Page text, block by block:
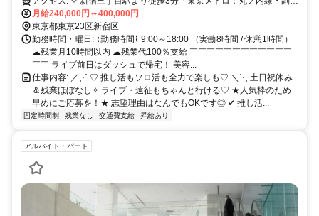
心線 └都営地下鉄：新宿線 ✧ 新宿御苑前駅より徒歩4分 └東京メト
ロ：丸ノ内線 ✧ 新宿駅より徒歩10分 └JR：山手線・中央線・総武
線・埼京線・湘南新宿ライン など └小田急線・京王線 └東京メト
ロ：丸ノ内線 └都営地下鉄：新宿線・大江戸線 新宿・渋谷・池袋な
ど、 主要エリアへのアクセスも良好◎ 仕事終わりのお買い物や推し
活、 友達との予定も立てやすい立地です❤︎
月給240,000円～400,000円
東京都東京23区新宿区
勤務時間・曜日: ⌇勤務時間⌇ 9:00～18:00 （実働8時間 / 休憩1時間）
☁残業月10時間以内 ☁残業代100％支給 ￣￣￣￣￣￣￣￣￣￣￣￣
￣￣ ライブ前日はダッシュで帰宅！ 美容...
仕事内容: ／⋰ ♡ 推し活もソロ活も全力で楽しも♡ ＼⋱ 土日祝休み
＆残業ほぼなし✧ ライブ・遠征もちゃんと行ける♡ ★人気枠のため
早めにご応募を！★ 志望理由はなんでもOKです◎ ✔ 推し活...
固定時間制 残業なし 交通費支給 昇給あり
アルバイト・パート